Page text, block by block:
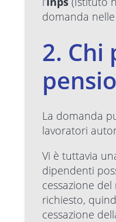
domanda
2. Chi
La domanda
lavoratori
Vi è tuttavia
dipendenti
cessazione
richiesto,
cessazione